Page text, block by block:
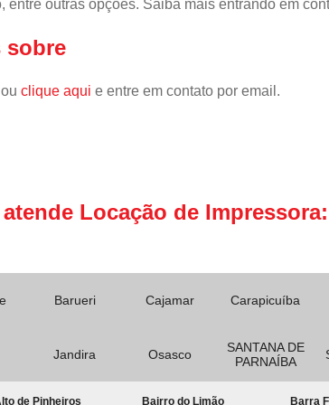
entre outras opções. Saiba mais entrando em
sobre
ou clique aqui e entre em contato por email.
Locação de Impressora:
Barueri Cajamar Carapicuíba
Jandira Osasco
SANTANA DE
PARNAÍBA
de Pinheiros Bairro do Limão Barra